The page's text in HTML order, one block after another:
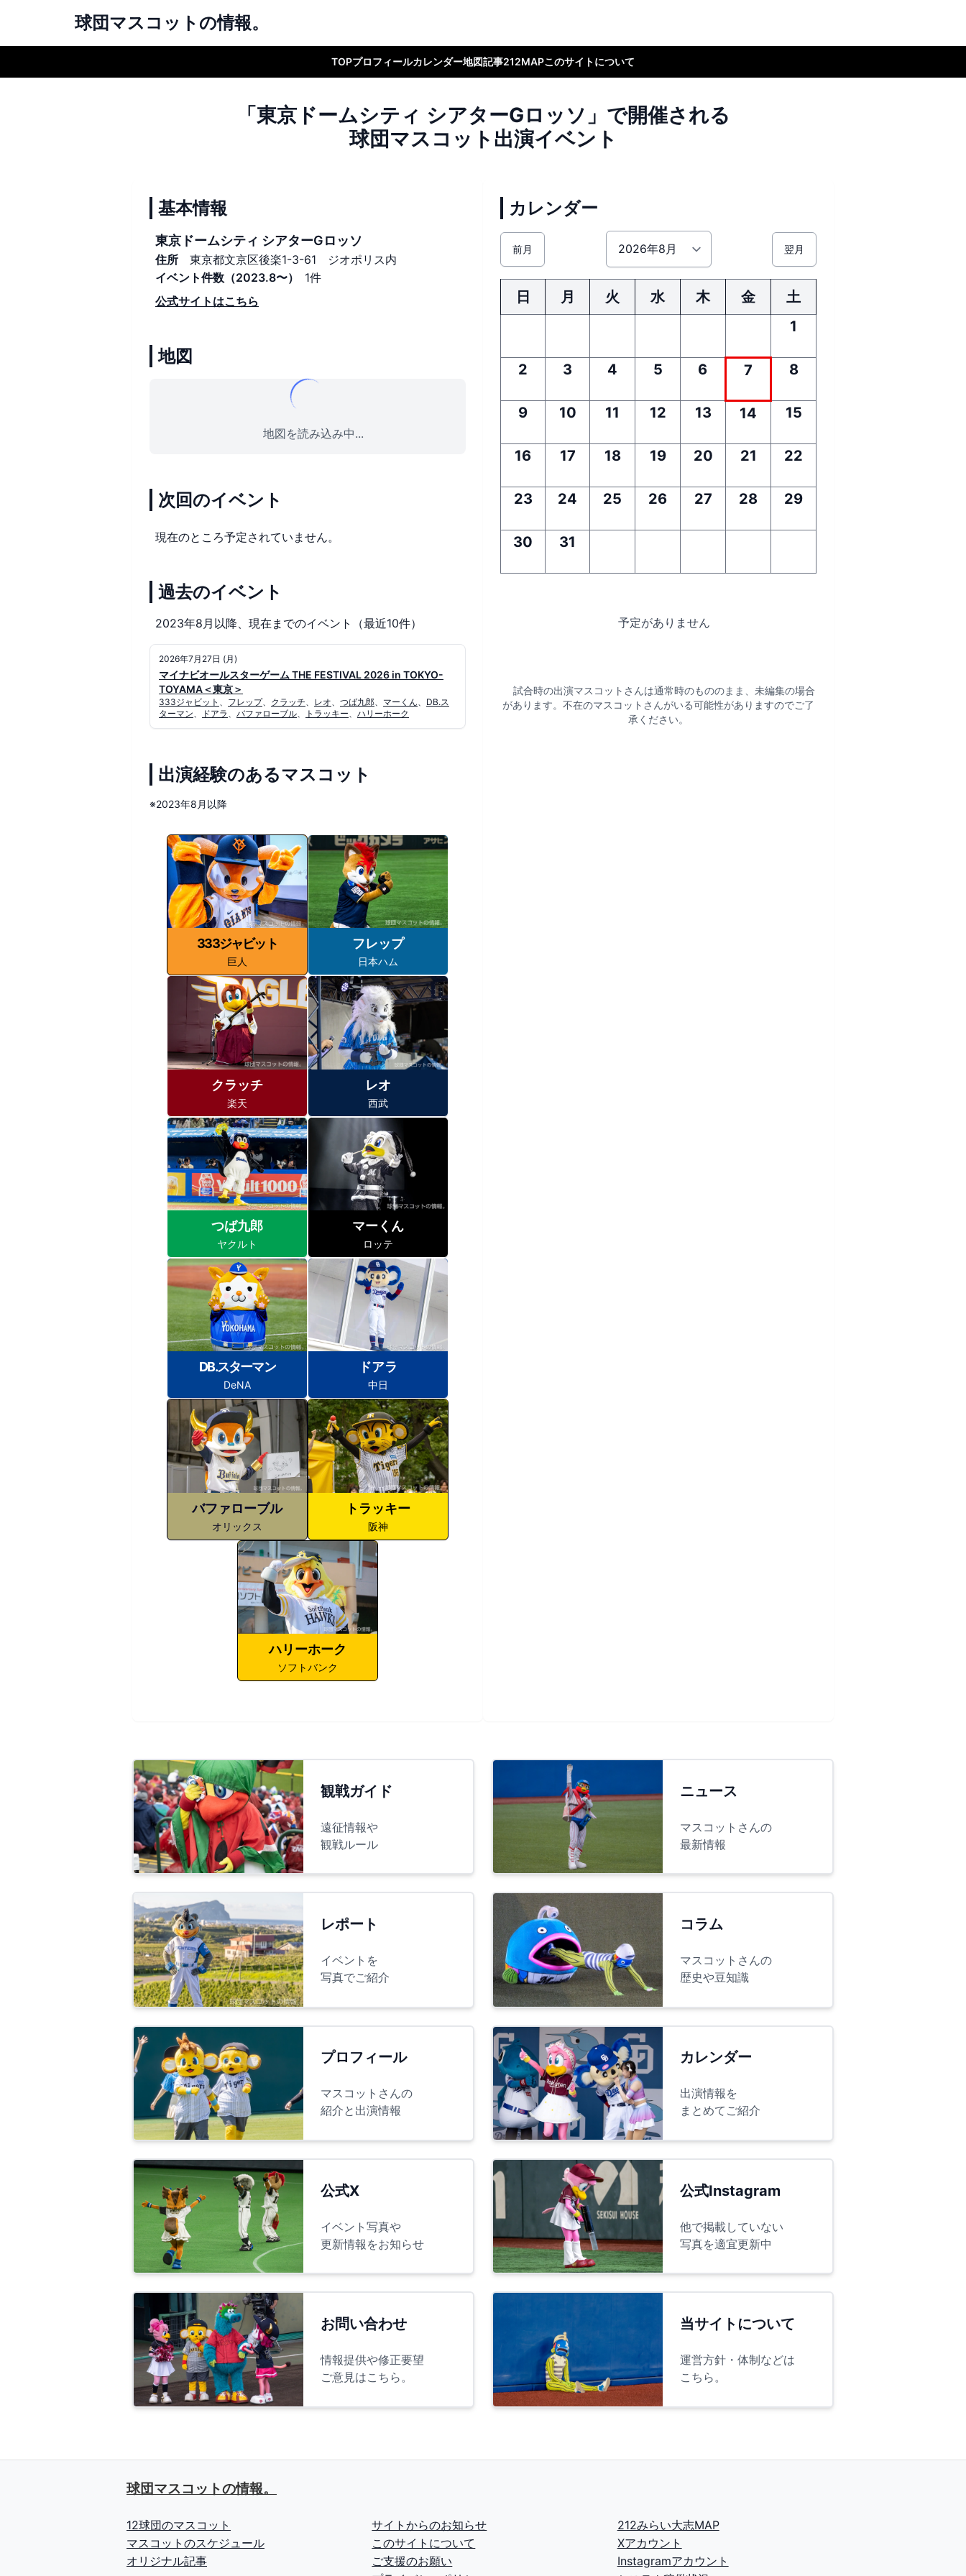
球団マスコットの情報。
TOPプロフィールカレンダー地図記事212MAPこのサイトについて
「東京ドームシティ シアターGロッソ」で開催される
球団マスコット出演イベント
基本情報
東京ドームシティ シアターGロッソ
住所
東京都文京区後楽1-3-61 ジオポリス内
イベント件数（2023.8〜）
1件
公式サイトはこちら
地図
地図を読み込み中...
次回のイベント
現在のところ予定されていません。
過去のイベント
2023年8月以降、現在までのイベント（最近10件）
2026年7月27日 (月)
マイナビオールスターゲーム THE FESTIVAL 2026 in TOKYO-
TOYAMA＜東京＞
333ジャビット 、 フレップ、 クラッチ、 レオ、 つば九郎、 マーくん、 DB.ス
ターマン、 ドアラ 、 バファローブル、 トラッキー、 ハリーホーク
出演経験のあるマスコット
※2023年8月以降
333ジャビット
巨人
フレップ
日本ハム
クラッチ
楽天
レオ
西武
つば九郎
ヤクルト
マーくん
ロッテ
DB.スターマン
DeNA
ドアラ
中日
バファローブル
オリックス
トラッキー
阪神
ハリーホーク
ソフトバンク
カレンダー
前月 翌月
日 月 火 水 木 金
土
1
2 3 4 5 6 7 8
9 10 11 12 13 14 15
16 17 18 19 20 21 22
23 24 25 26 27 28 29
30 31
予定がありません
試合時の出演マスコットさんは通常時のもののまま、未編集の場合
があります。不在のマスコットさんがいる可能性がありますのでご了
承ください。
観戦ガイド
遠征情報や
観戦ルール
ニュース
マスコットさんの
最新情報
レポート
イベントを
写真でご紹介
コラム
マスコットさんの
歴史や豆知識
プロフィール
マスコットさんの
紹介と出演情報
カレンダー
出演情報を
まとめてご紹介
公式X
イベント写真や
更新情報をお知らせ
公式Instagram
他で掲載していない
写真を適宜更新中
お問い合わせ
情報提供や修正要望
ご意見はこちら。
当サイトについて
運営方針・体制などは
こちら。
球団マスコットの情報。
12球団のマスコット
マスコットのスケジュール
オリジナル記事
サイトからのお知らせ
このサイトについて
ご支援のお願い
212みらい大志MAP
Xアカウント
Instagramアカウント